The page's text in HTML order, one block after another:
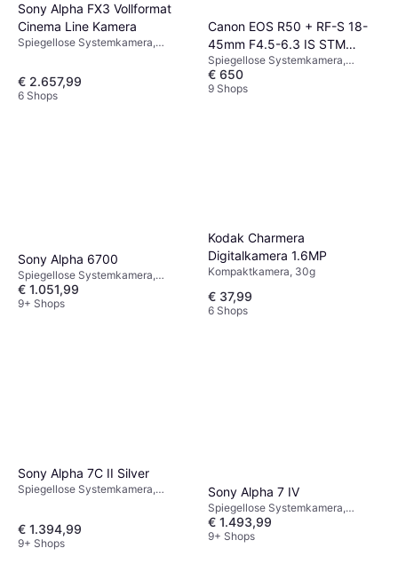
Sony Alpha FX3 Vollformat
Cinema Line Kamera
Spiegellose Systemkamera,
Sequenzaufnahme, 640g
€ 2.657,99
6 Shops
Canon EOS R50 + RF-S 18-
45mm F4.5-6.3 IS STM
Black
Spiegellose Systemkamera,
CMOS, APS-C, 24.2 MP,
Gesichtserkennung,
€ 650
9 Shops
Sony Alpha 6700
Spiegellose Systemkamera,
CMOS, 26 MP, Sequenzaufnahme,
493g
€ 1.051,99
9+ Shops
Kodak Charmera
Digitalkamera 1.6MP
Kompaktkamera, 30g
€ 37,99
6 Shops
Sony Alpha 7C II Silver
Spiegellose Systemkamera,
Gesichtserkennung, 514g
€ 1.394,99
9+ Shops
Sony Alpha 7 IV
Spiegellose Systemkamera,
CMOS, Vollformat (35 mm), APS-
C, 33 MP, Sequenzaufnahme,
€ 1.493,99
9+ Shops